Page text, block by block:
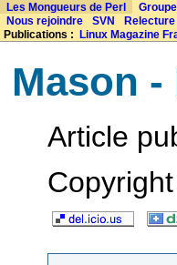
Les Mongueurs de Perl
Nous rejoindre
SVN Relecture
Publications : Linux Magazine
Mason
Article